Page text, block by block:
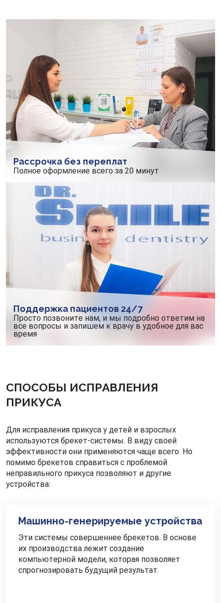
Рассрочка без переплат
Полное оформление всего за 20 минут
Поддержка пациентов 24/7
Просто позвоните нам, и мы подробно ответим на
все вопросы и запишем к врачу в удобное для вас
время
СПОСОБЫ ИСПРАВЛЕНИЯ
ПРИКУСА
Для исправления прикуса у детей и взрослых
используются брекет-системы. В виду своей
эффективности они применяются чаще всего. Но
помимо брекетов справиться с проблемой
неправильного прикуса позволяют и другие
устройства:
Машинно-генерируемые устройства
Эти системы совершеннее брекетов. В основе
их производства лежит создание
компьютерной модели, которая позволяет
спрогнозировать будущий результат.